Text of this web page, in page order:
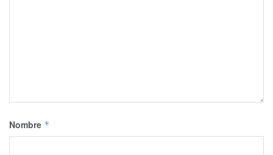
Nombre *